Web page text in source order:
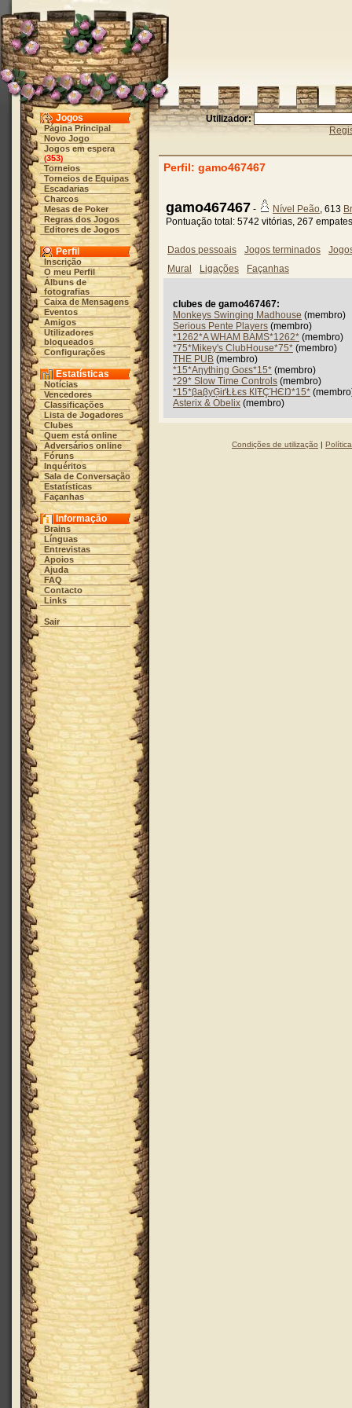
Jogos
Página Principal
Novo Jogo
Jogos em espera
(353)
Torneios
Torneios de Equipas
Escadarias
Charcos
Mesas de Poker
Regras dos Jogos
Editores de Jogos
Perfil
Inscrição
O meu Perfil
Álbuns de
fotografias
Caixa de Mensagens
Eventos
Amigos
Utilizadores
bloqueados
Configurações
Estatísticas
Notícias
Vencedores
Classificações
Lista de Jogadores
Clubes
Quem está online
Adversários online
Fóruns
Inquéritos
Sala de Conversação
Estatísticas
Façanhas
Informação
Brains
Línguas
Entrevistas
Apoios
Ajuda
FAQ
Contacto
Links
Sair
Utilizador:
Perfil: gamo467467
gamo467467 - Nível Peão, 613
Pontuação total: 5742 vitórias, 267
Dados pessoais Jogos terminados
Mural
Ligações Façanhas
clubes de gamo467467:
Monkeys Swinging Madhouse (membro)
Serious Pente Players (membro)
*1262*A WHAM BAMS*1262* (membro)
*75*Mikey's ClubHouse*75* (membro)
THE PUB (membro)
*15*Aηythiηg Goεs*15* (membro)
*29* Slow Time Controls (membro)
*15*βaβyĢіґŁŁєs КIŦÇΉЄŊ*15*
Asterix & Obelix (membro)
Condições de utilização |